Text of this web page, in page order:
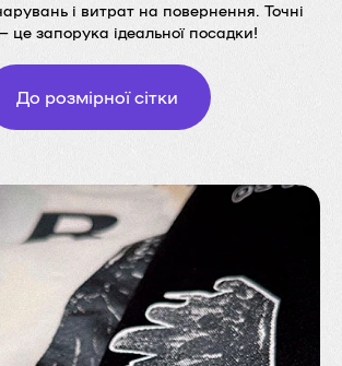
і витрат на повернення. Точні
це запорука ідеальної посадки!
До розмірної сітки